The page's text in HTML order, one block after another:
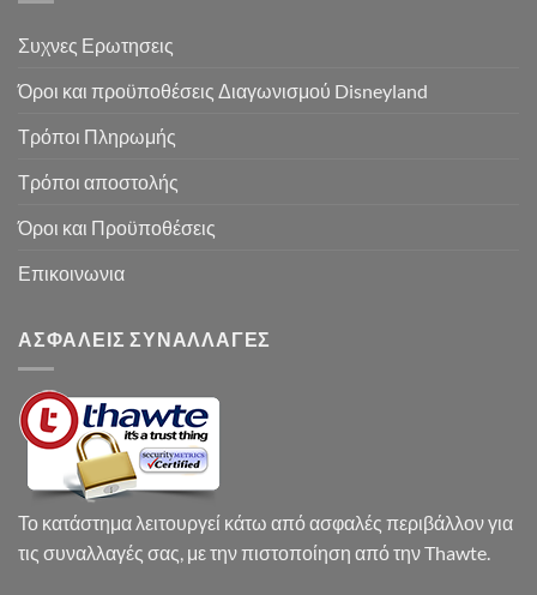
Συχνες Ερωτησεις
Όροι και προϋποθέσεις Διαγωνισμού Disneyland
Τρόποι Πληρωμής
Τρόποι αποστολής
Όροι και Προϋποθέσεις
Επικοινωνια
ΑΣΦΑΛΕΙΣ ΣΥΝΑΛΛΑΓΕΣ
Το κατάστημα λειτουργεί κάτω από ασφαλές περιβάλλον για
τις συναλλαγές σας, με την πιστοποίηση από την Thawte.